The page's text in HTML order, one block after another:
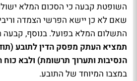
שאם לא כן יישא הפרשי הצמדה
התשלום המלא בפועל. בנוסף, קבעה
תמציא העתק מפסק הדין לתובע
הנסיבות ותערוך תרשומת) ולבא כוח
במצבו המיוחד של התובע.